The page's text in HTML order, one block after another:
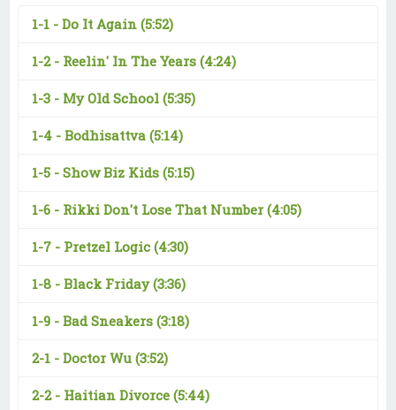
1-1 - Do It Again (5:52)
1-2 - Reelin' In The Years (4:24)
1-3 - My Old School (5:35)
1-4 - Bodhisattva (5:14)
1-5 - Show Biz Kids (5:15)
1-6 - Rikki Don't Lose That Number (4:05)
1-7 - Pretzel Logic (4:30)
1-8 - Black Friday(3:36)
1-9 - Bad Sneakers (3:18)
2-1 - Doctor Wu (3:52)
2-2 - Haitian Divorce (5:44)